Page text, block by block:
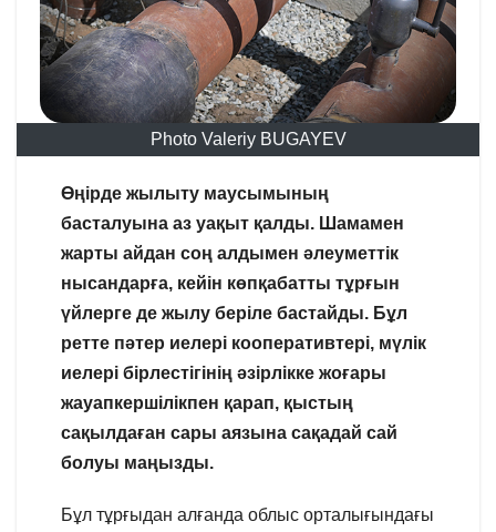
Photo Valeriy BUGAYEV
Өңірде жылыту маусымының
басталуына аз уақыт қалды. Шамамен
жарты айдан соң алдымен әлеуметтік
нысандарға, кейін көпқабатты тұрғын
үйлерге де жылу беріле бастайды. Бұл
ретте пәтер иелері кооперативтері, мүлік
иелері бірлестігінің әзірлікке жоғары
жауапкершілікпен қарап, қыстың
сақылдаған сары аязына сақадай сай
болуы маңызды.
Бұл тұрғыдан алғанда облыс орталығындағы